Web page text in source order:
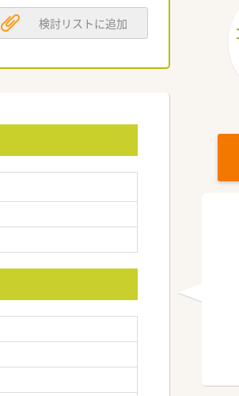
検討リストに追加